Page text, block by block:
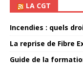
LA CGT
Incendies : quels
La reprise de Fibre
Guide de la